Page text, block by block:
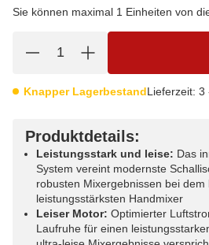
Sie können maximal 1 Einheiten von
Knapper LagerbestandLieferzeit: 3
Produktdetails:
Leistungsstark und leise: Das
System vereint modernste
robusten Mixergebnissen bei
leistungsstärksten Handmixer
Leiser Motor:Optimierter
Laufruhe für einen